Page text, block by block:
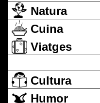
Natura
Cuina
Viatges
Cultura
Humor